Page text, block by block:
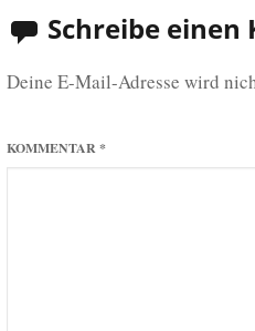
Schreibe
Deine E-Mail-Adresse wird
KOMMENTAR*